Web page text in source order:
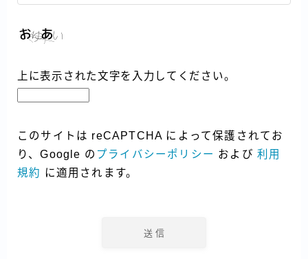
上に表示された文字を入力してください。
このサイトは reCAPTCHA によって保護されてお
り、Google の プライバシーポリシー および利用
規約 に適用されます。